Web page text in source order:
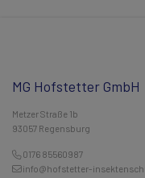
MG Hofstetter GmbH
Metzer Straße 1b
93057 Regensburg
0176 85560987
info@hofstetter-